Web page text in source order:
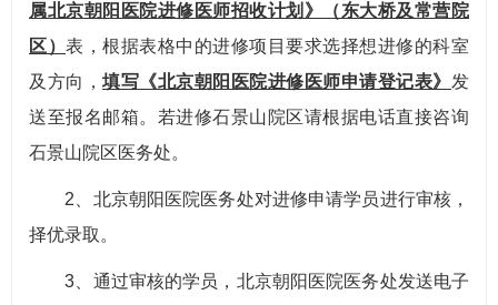
属北京朝阳医院进修医师招收计划》（东大桥及常营院
区）表，根据表格中的进修项目要求选择想进修的科室
及方向，填写 《北京朝阳医院进修医师申请登记表》 发
送至报名邮箱。若进修石景山院区请根据电话直接咨询
石景山院区医务处。
2、北京朝阳医院医务处对进修申请学员进行审核，
择优录取。
3、通过审核的学员，北京朝阳医院医务处发送电子